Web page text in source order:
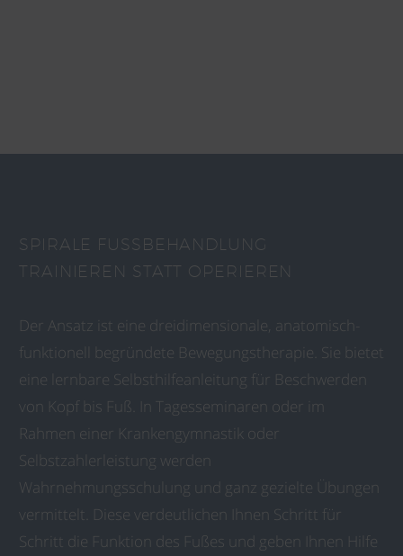
SPIRALE FUSSBEHANDLUNG
TRAINIEREN STATT OPERIEREN
Der Ansatz ist eine dreidimensionale, anatomisch-
funktionell begründete Bewegungstherapie. Sie bietet
eine lernbare Selbsthilfeanleitung für Beschwerden
von Kopf bis Fuß. In Tagesseminaren oder im
Rahmen einer Krankengymnastik oder
Selbstzahlerleistung werden
Wahrnehmungsschulung und ganz gezielte Übungen
vermittelt. Diese verdeutlichen Ihnen Schritt für
Schritt die Funktion des Fußes und geben Ihnen Hilfe